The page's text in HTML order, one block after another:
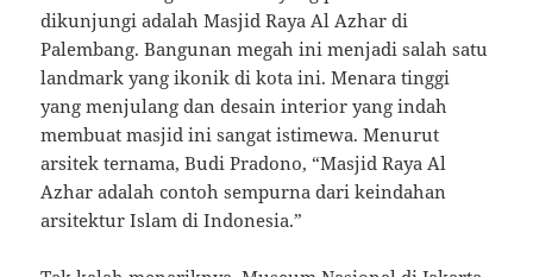
dikunjungi adalah Masjid Raya Al Azhar di
Palembang. Bangunan megah ini menjadi salah satu
landmark yang ikonik di kota ini. Menara tinggi
yang menjulang dan desain interior yang indah
membuat masjid ini sangat istimewa. Menurut
arsitek ternama, Budi Pradono, “Masjid Raya Al
Azhar adalah contoh sempurna dari keindahan
arsitektur Islam di Indonesia.”